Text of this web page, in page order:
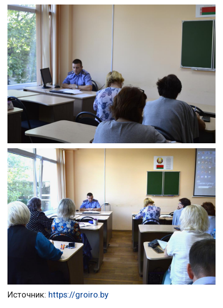
Источник: https://groiro.by